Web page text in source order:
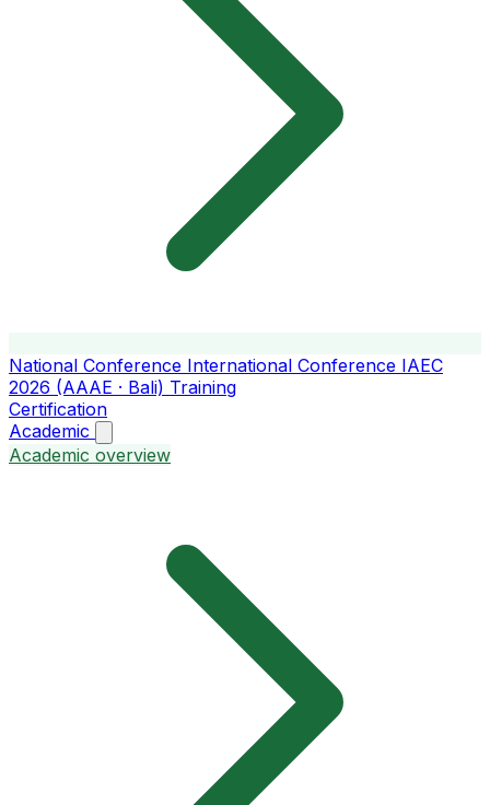
National Conference International Conference IAEC
2026 (AAAE · Bali) Training
Certification
Academic
Academic overview